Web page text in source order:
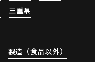
三重県
製造（食品以外）